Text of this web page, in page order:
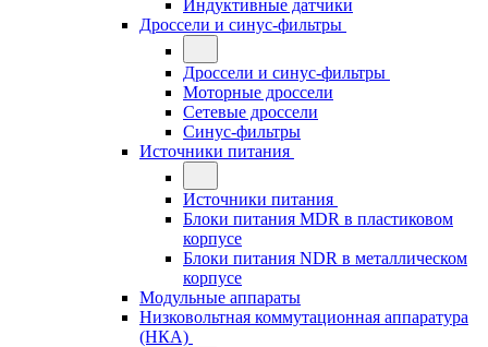
Индуктивные датчики
Дроссели и синус-фильтры
Дроссели и синус-фильтры
Моторные дроссели
Сетевые дроссели
Синус-фильтры
Источники питания
Источники питания
Блоки питания MDR в пластиковом
корпусе
Блоки питания NDR в металлическом
корпусе
Модульные аппараты
Низковольтная коммутационная аппаратура
(НКА)